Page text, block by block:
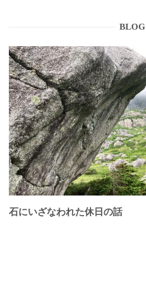
BLOG
石にいざなわれた休日の話